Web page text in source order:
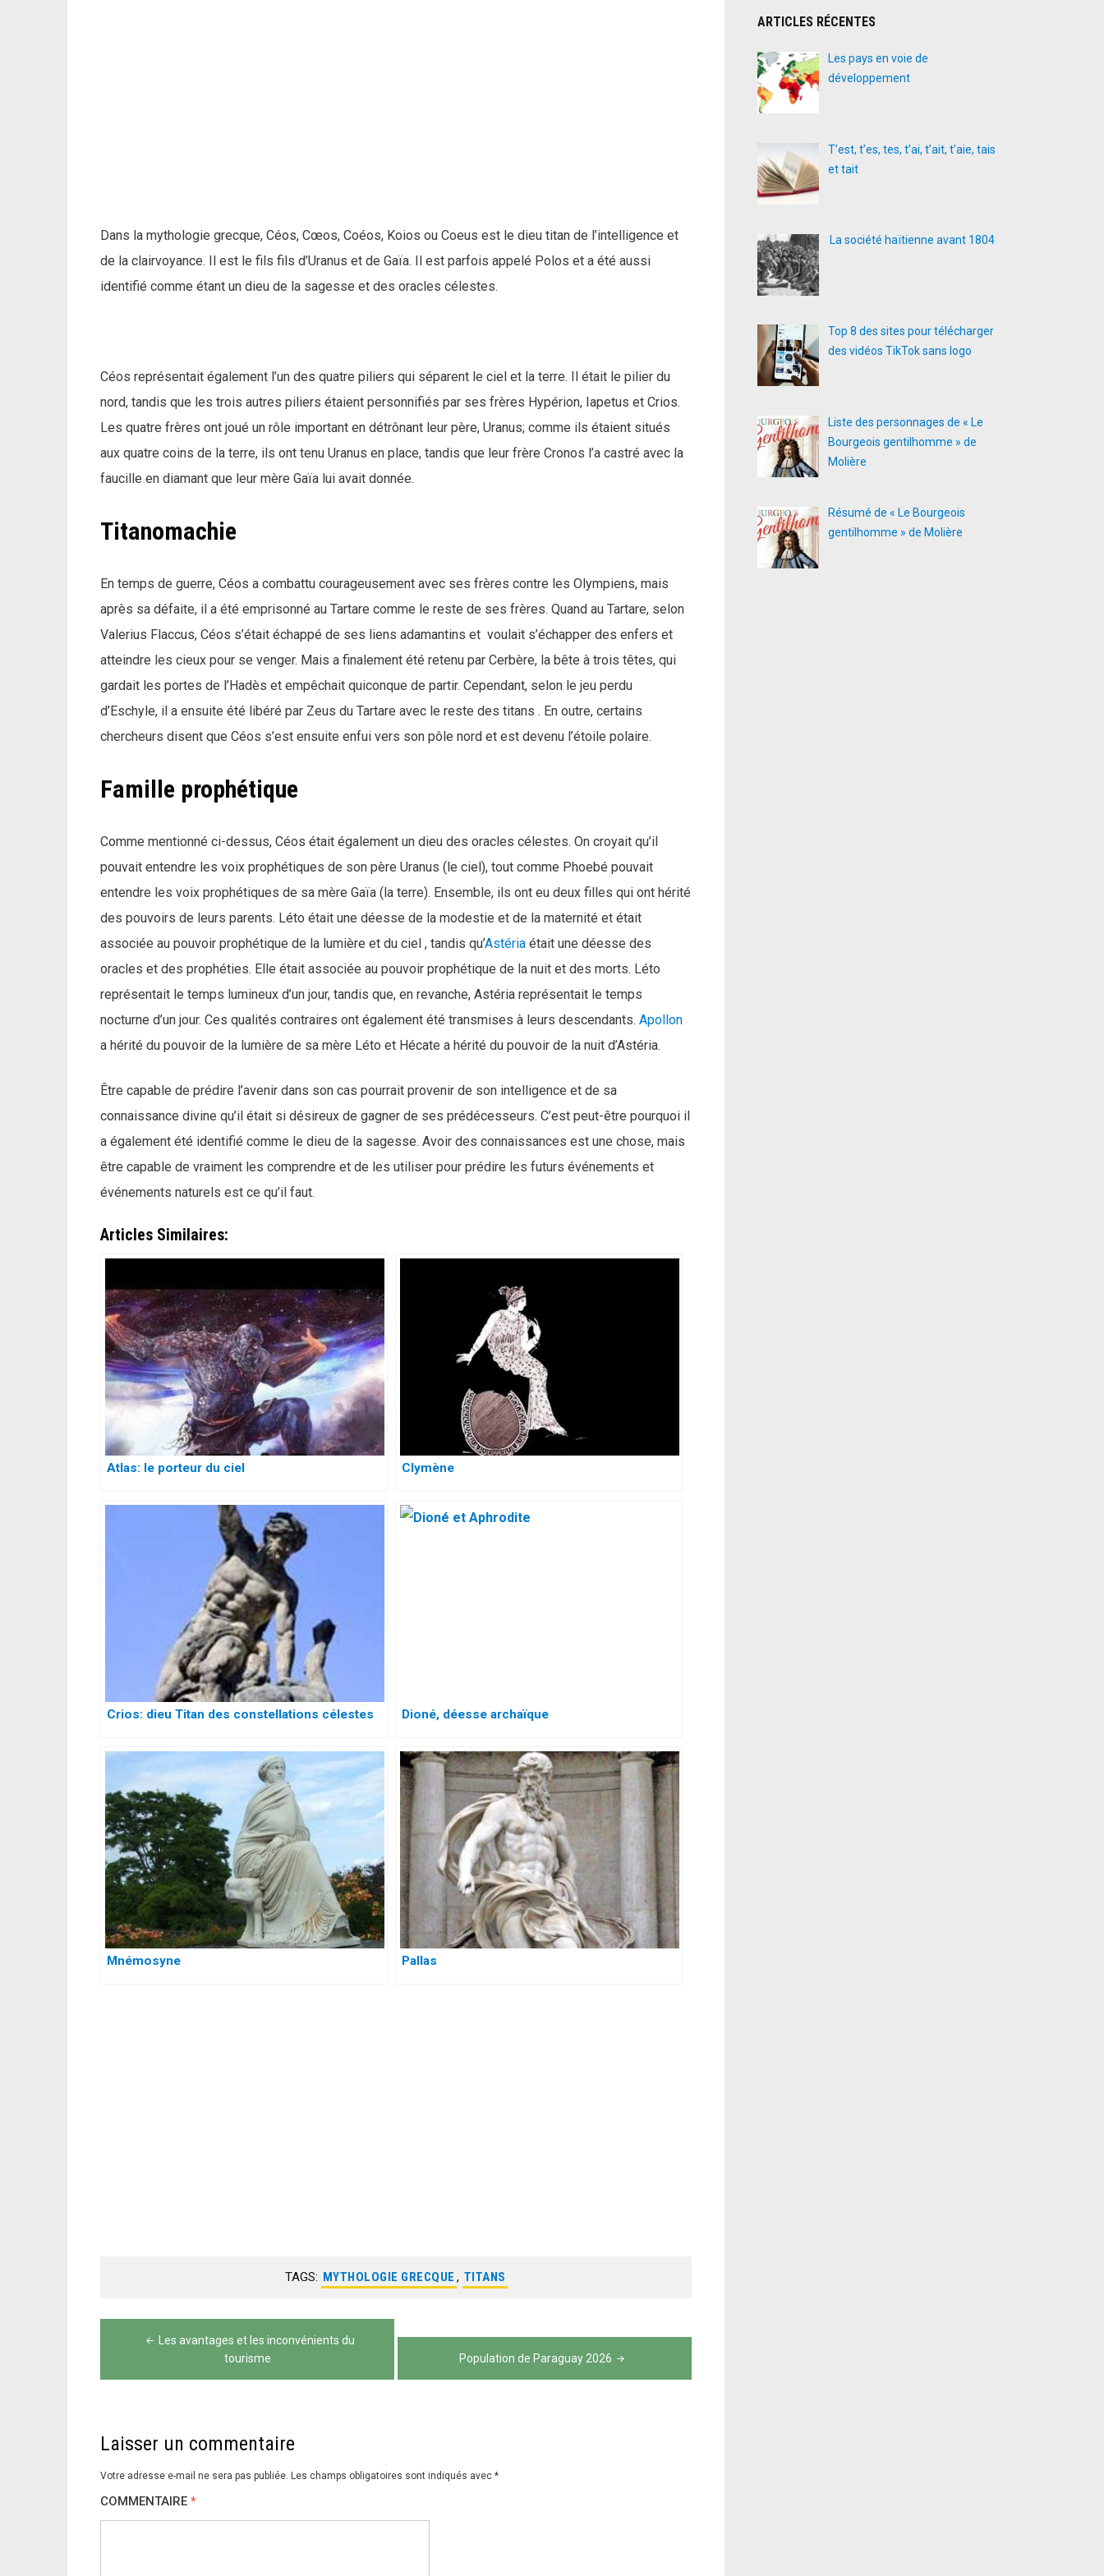
Dans la mythologie grecque, Céos, Cœos, Coéos, Koios ou Coeus est le dieu titan de l’intelligence et
de la clairvoyance. Il est le fils fils d’Uranus et de Gaïa. Il est parfois appelé Polos et a été aussi
identifié comme étant un dieu de la sagesse et des oracles célestes.
Céos représentait également l’un des quatre piliers qui séparent le ciel et la terre. Il était le pilier du
nord, tandis que les trois autres piliers étaient personnifiés par ses frères Hypérion, Iapetus et Crios.
Les quatre frères ont joué un rôle important en détrônant leur père, Uranus; comme ils étaient situés
aux quatre coins de la terre, ils ont tenu Uranus en place, tandis que leur frère Cronos l’a castré avec la
faucille en diamant que leur mère Gaïa lui avait donnée.
Titanomachie
En temps de guerre, Céos a combattu courageusement avec ses frères contre les Olympiens, mais
après sa défaite, il a été emprisonné au Tartare comme le reste de ses frères. Quand au Tartare, selon
Valerius Flaccus, Céos s’était échappé de ses liens adamantins et voulait s’échapper des enfers et
atteindre les cieux pour se venger. Mais a finalement été retenu par Cerbère, la bête à trois têtes, qui
gardait les portes de l’Hadès et empêchait quiconque de partir. Cependant, selon le jeu perdu
d’Eschyle, il a ensuite été libéré par Zeus du Tartare avec le reste des titans . En outre, certains
chercheurs disent que Céos s’est ensuite enfui vers son pôle nord et est devenu l’étoile polaire.
Famille prophétique
Comme mentionné ci-dessus, Céos était également un dieu des oracles célestes. On croyait qu’il
pouvait entendre les voix prophétiques de son père Uranus (le ciel), tout comme Phoebé pouvait
entendre les voix prophétiques de sa mère Gaïa (la terre). Ensemble, ils ont eu deux filles qui ont hérité
des pouvoirs de leurs parents. Léto était une déesse de la modestie et de la maternité et était
associée au pouvoir prophétique de la lumière et du ciel , tandis qu’Astéria était une déesse des
oracles et des prophéties. Elle était associée au pouvoir prophétique de la nuit et des morts. Léto
représentait le temps lumineux d’un jour, tandis que, en revanche, Astéria représentait le temps
nocturne d’un jour. Ces qualités contraires ont également été transmises à leurs descendants. Apollon
a hérité du pouvoir de la lumière de sa mère Léto et Hécate a hérité du pouvoir de la nuit d’Astéria.
Être capable de prédire l’avenir dans son cas pourrait provenir de son intelligence et de sa
connaissance divine qu’il était si désireux de gagner de ses prédécesseurs. C’est peut-être pourquoi il
a également été identifié comme le dieu de la sagesse. Avoir des connaissances est une chose, mais
être capable de vraiment les comprendre et de les utiliser pour prédire les futurs événements et
événements naturels est ce qu’il faut.
Articles Similaires:
Atlas: le porteur du ciel Clymène
Crios: dieu Titan des constellations célestes Dioné, déesse archaïque
Mnémosyne Pallas
TAGS: MYTHOLOGIE GRECQUE , TITANS
Navigation
Les avantages et les inconvénients du
tourisme
Population de Paraguay 2026
Laisser un commentaire
Votre adresse e-mail ne sera pas publiée. Les champs obligatoires sont indiqués avec *
COMMENTAIRE *
ARTICLES RÉCENTES
Les pays en voie de
développement
T’est, t’es, tes, t’ai, t’ait, t’aie, tais
et tait
La société haïtienne avant 1804
Top 8 des sites pour télécharger
des vidéos TikTok sans logo
Liste des personnages de « Le
Bourgeois gentilhomme » de
Molière
Résumé de « Le Bourgeois
gentilhomme » de Molière